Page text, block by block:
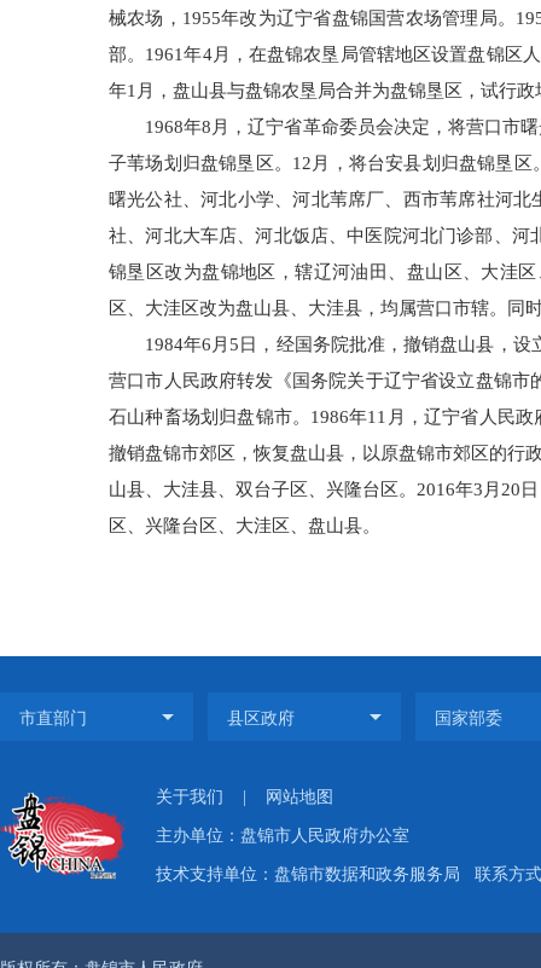
械农场，1955年改为辽宁省盘锦国营农场管理局。
部。1961年4月，在盘锦农垦局管辖地区设置盘锦区
年1月，盘山县与盘锦农垦局合并为盘锦垦区，试行
1968年8月，辽宁省革命委员会决定，将营口市
子苇场划归盘锦垦区。12月，将台安县划归盘锦垦
曙光公社、河北小学、河北苇席厂、西市苇席社河
社、河北大车店、河北饭店、中医院河北门诊部、
锦垦区改为盘锦地区，辖辽河油田、盘山区、大洼
区、大洼区改为盘山县、大洼县，均属营口市辖。同
1984年6月5日，经国务院批准，撤销盘山县，
营口市人民政府转发《国务院关于辽宁省设立盘锦
石山种畜场划归盘锦市。1986年11月，辽宁省人民
撤销盘锦市郊区，恢复盘山县，以原盘锦市郊区的行
山县、大洼县、双台子区、兴隆台区。2016年3月20
区、兴隆台区、大洼区、盘山县。
关于我们 网站地图
主办单位：盘锦市人民政府办公室
技术支持单位：盘锦市数据和政务服务局 联系方